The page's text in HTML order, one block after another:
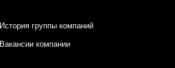
История группы компаний
Вакансии компании